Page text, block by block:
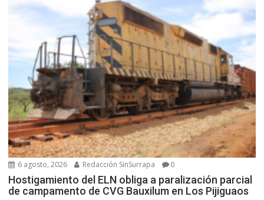
6 agosto, 2026 Redacción SinSurrapa 0
Hostigamiento del ELN obliga a paralización parcial
de campamento de CVG Bauxilum en Los Pijiguaos